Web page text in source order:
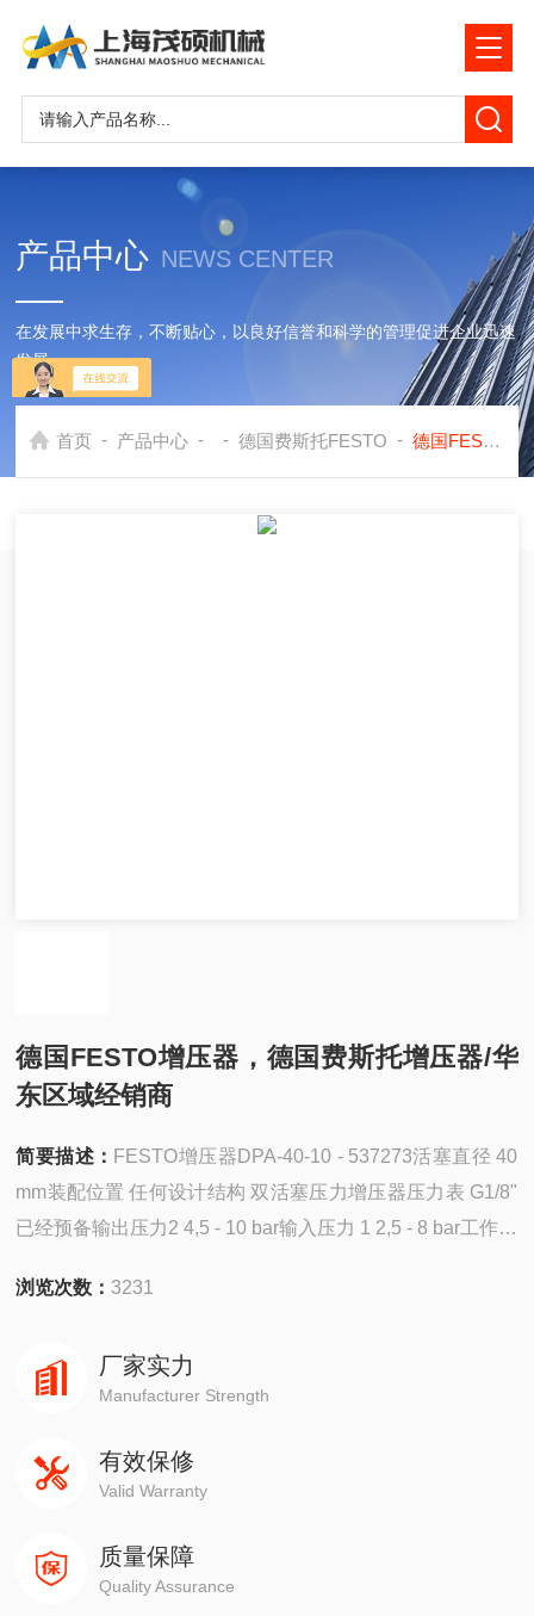
产品中心 NEWS CENTER
在发展中求生存，不断贴心，以良好信誉和科学的管理促进企业迅速
发展
首页 - 产品中心 - - 德国费斯托FESTO - 德国FESTO增压器，德国费斯托增压器/华东区域经销商
德国FESTO增压器，德国费斯托增压器/华
东区域经销商
简要描述： FESTO增压器DPA-40-10 - 537273活塞直径 40
mm装配位置 任何设计结构 双活塞压力增压器压力表 G1/8"
已经预备输出压力2 4,5 - 10 bar输入压力 1 2,5 - 8 bar工作介
浏览次数：3231
厂家实力
Manufacturer Strength
有效保修
Valid Warranty
质量保障
Quality Assurance